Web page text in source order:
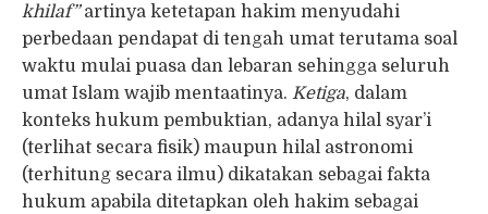
khilaf”artinya ketetapan hakim menyudahi
perbedaan pendapat di tengah umat terutama soal
waktu mulai puasa dan lebaran sehingga seluruh
umat Islam wajib mentaatinya. Ketiga, dalam
konteks hukum pembuktian, adanya hilal syar’i
(terlihat secara fisik) maupun hilal astronomi
(terhitung secara ilmu) dikatakan sebagai fakta
hukum apabila ditetapkan oleh hakim sebagai